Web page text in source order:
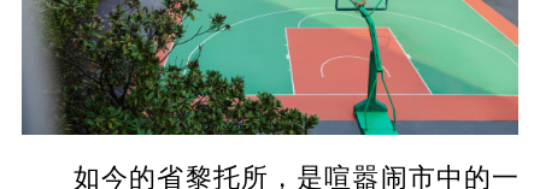
如今的省黎托所，是喧嚣闹市中的一